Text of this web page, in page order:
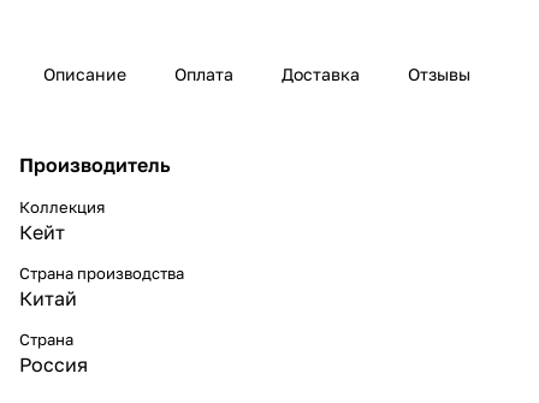
Описание Оплата Доставка Отзывы
Производитель
Коллекция
Кейт
Страна производства
Китай
Страна
Россия